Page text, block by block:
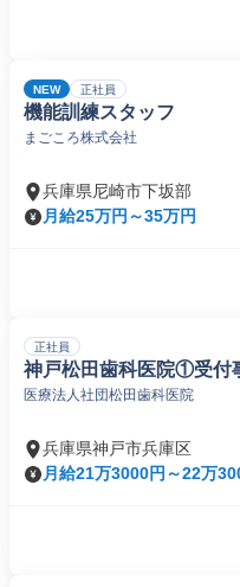
NEW 正社員
機能訓練スタッフ
まごころ株式会社
兵庫県尼崎市下坂部
月給25万円～35万円
正社員
神戸松田歯科医院①受付
医療法人社団松田歯科医院
兵庫県神戸市兵庫区
月給21万3000円～22万